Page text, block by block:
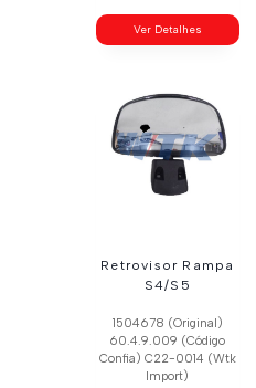
Ver Detalhes
Retrovisor Rampa
S4/S5
1504678 (Original)
60.4.9.009 (Código
Confia) C22-0014 (Wtk
Import)